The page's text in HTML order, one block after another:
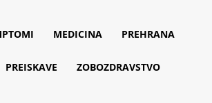
MEDICINA PREHRANA
PREISKAVE ZOBOZDRAVSTVO